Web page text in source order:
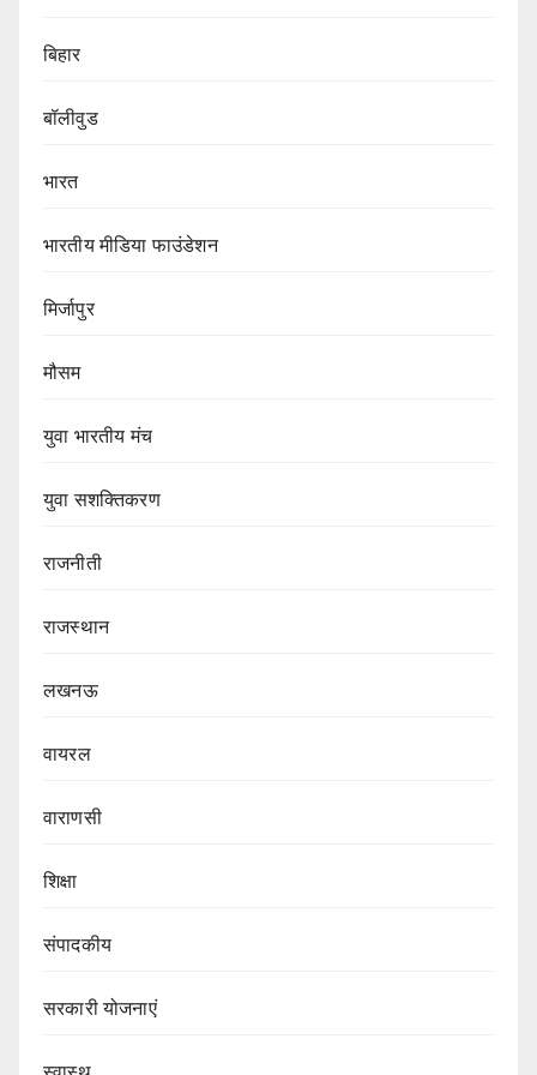
बिहार
बॉलीवुड
भारत
भारतीय मीडिया फाउंडेशन
मिर्जापुर
मौसम
युवा भारतीय मंच
युवा सशक्तिकरण
राजनीती
राजस्थान
लखनऊ
वायरल
वाराणसी
शिक्षा
संपादकीय
सरकारी योजनाएं